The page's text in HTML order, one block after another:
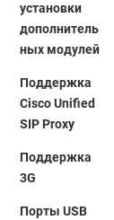
установки
дополнитель
ных модулей
Поддержка
Cisco Unified
SIP Proxy
Поддержка
3G
Порты USB